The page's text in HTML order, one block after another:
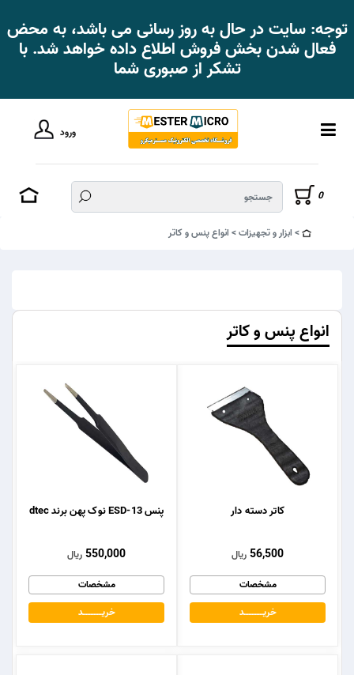
توجه: سایت در حال به روز رسانی می باشد، به محض
فعال شدن بخش فروش اطلاع داده خواهد شد. با
تشکر از صبوری شما
ورود
0
ابزار و تجهیزات انواع پنس و کاتر
انواع پنس و کاتر
کاتر دسته دار
56,500 ریال
مشخصات
خریــــــــــــد
پنس ESD-13 نوک پهن برند dtec
550,000 ریال
مشخصات
خریــــــــــــد